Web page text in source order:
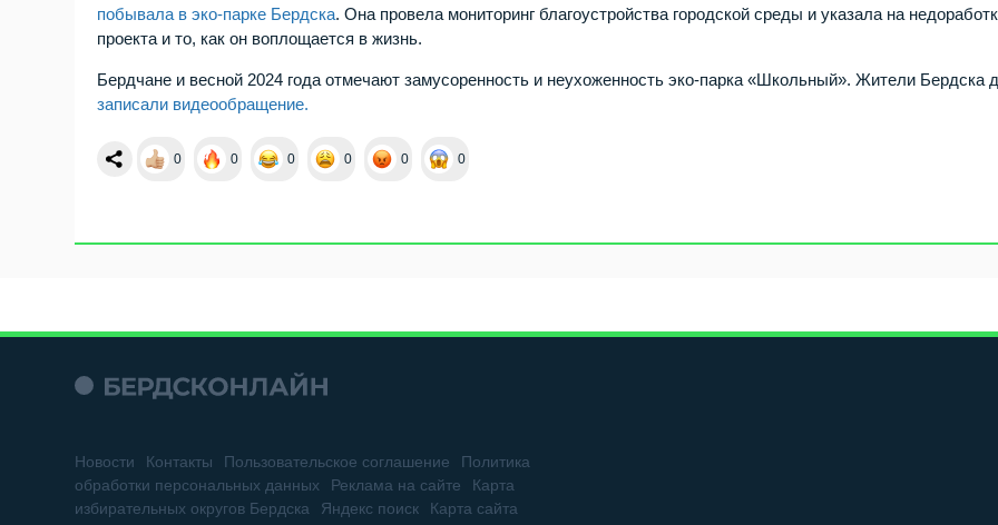
побывала в эко-парке Бердска. Она провела мониторинг благоустройства городской среды и указала на
проекта и то, как он воплощается в жизнь.
Бердчане и весной 2024 года отмечают замусоренность и неухоженность эко-парка «Школьный». Жители Бердска
записали видеообращение.
0 0 0 0 0 0
Новости Контакты Пользовательское соглашение
Политика
обработки персональных данных
Реклама на сайте
Карта
избирательных округов Бердска
Яндекс поиск Карта сайта